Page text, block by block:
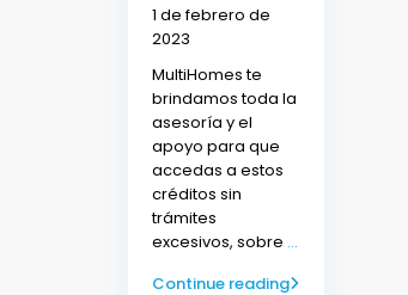
1 de febrero de
2023
MultiHomes te
brindamos toda la
asesoría y el
apoyo para que
accedas a estos
créditos sin
trámites
excesivos, sobre ...
Continue reading